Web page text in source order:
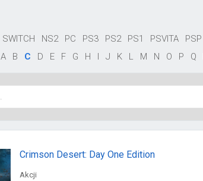
SWITCH NS2 PC PS3 PS2 PS1 PSVITA PSP
A B C D E F G H I J K L M N O P Q
Crimson Desert: Day One Edition
Akcji